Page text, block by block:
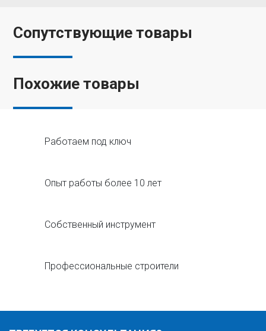
Сопутствующие товары
Похожие товары
Работаем под ключ
Опыт работы более 10 лет
Собственный инструмент
Профессиональные строители